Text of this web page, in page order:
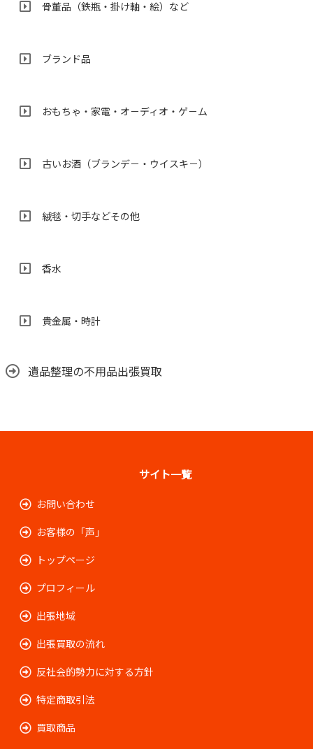
骨董品（鉄瓶・掛け軸・絵）など
ブランド品
おもちゃ・家電・オ－ディオ・ゲ－ム
古いお酒（ブランデ－・ウイスキ－）
絨毯・切手などその他
香水
貴金属・時計
遺品整理の不用品出張買取
サイト一覧
お問い合わせ
お客様の「声」
トップページ
プロフィール
出張地域
出張買取の流れ
反社会的勢力に対する方針
特定商取引法
買取商品